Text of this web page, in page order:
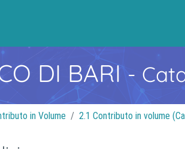
DI BARI-
in Volume 2.1 Contributo in volume